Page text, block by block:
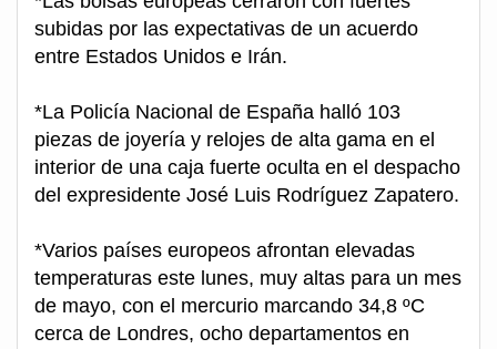
subidas por las expectativas de un acuerdo
entre Estados Unidos e Irán.
*La Policía Nacional de España halló 103
piezas de joyería y relojes de alta gama en el
interior de una caja fuerte oculta en el despacho
del expresidente José Luis Rodríguez Zapatero.
*Varios países europeos afrontan elevadas
temperaturas este lunes, muy altas para un mes
de mayo, con el mercurio marcando 34,8 ºC
cerca de Londres, ocho departamentos en